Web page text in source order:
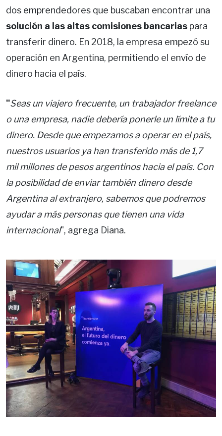
dos emprendedores que buscaban encontrar una
solución a las altas comisiones bancarias para
transferir dinero. En 2018, la empresa empezó su
operación en Argentina, permitiendo el envío de
dinero hacia el país.
"Seas un viajero frecuente, un trabajador freelance
o una empresa, nadie debería ponerle un límite a tu
dinero. Desde que empezamos a operar en el país,
nuestros usuarios ya han transferido más de 1,7
mil millones de pesos argentinos hacia el país. Con
la posibilidad de enviar también dinero desde
Argentina al extranjero, sabemos que podremos
ayudar a más personas que tienen una vida
internacional", agrega Diana.